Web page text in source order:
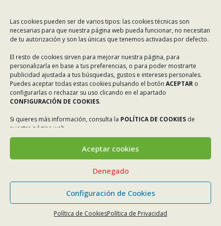
Las cookies pueden ser de varios tipos: las cookies técnicas son
necesarias para que nuestra página web pueda funcionar, no necesitan
de tu autorización y son las únicas que tenemos activadas por defecto.
El resto de cookies sirven para mejorar nuestra página, para
personalizarla en base a tus preferencias, o para poder mostrarte
publicidad ajustada a tus búsquedas, gustos e intereses personales.
Puedes aceptar todas estas cookies pulsando el botón ACEPTAR o
configurarlas o rechazar su uso clicando en el apartado
CONFIGURACIÓN DE COOKIES.
Si quieres más información, consulta la POLÍTICA DE COOKIES de
nuestra página web.
Aceptar cookies
Denegado
Configuración de Cookies
Política de CookiesPolítica de Privacidad